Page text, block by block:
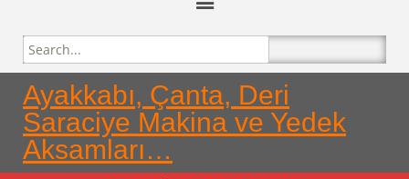
Ayakkabı, Çanta, Deri
Saraciye Makina ve Yedek
Aksamları…